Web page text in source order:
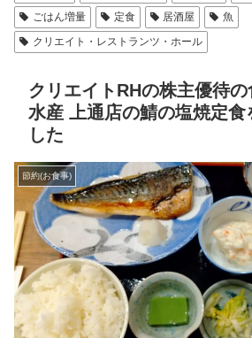
ごはん増量
定食 居酒屋
魚
クリエイト・レストランツ・ホール
クリエイトRHの株主優待
水産 上通店の鯖の塩焼定食
した
節約(お食事)